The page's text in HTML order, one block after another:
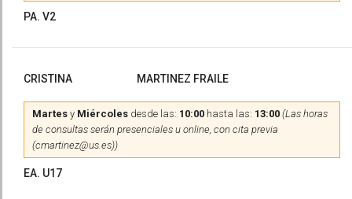
PA. V2
CRISTINA MARTINEZ FRAILE
Martes y Miércoles desde las: 10:00 hasta las: 13:00 (Las horas
de consultas serán presenciales u online, con cita previa
(cmartinez@us.es))
EA. U17